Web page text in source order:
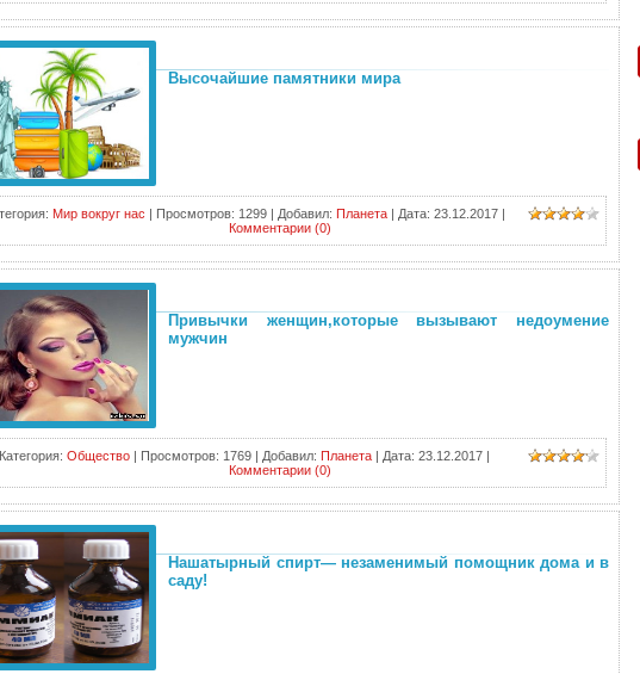
Высочайшие памятники мира
Мир вокруг нас | Просмотров: 1299 | Добавил: Планета| Дата: 23.12.2017 |
Комментарии (0)
Привычки женщин,которые вызывают недоумение
мужчин
Категория: Общество | Просмотров: 1769 | Добавил: Планета | Дата: 23.12.2017 |
Комментарии (0)
Нашатырный спирт— незаменимый помощник дома и в
саду!